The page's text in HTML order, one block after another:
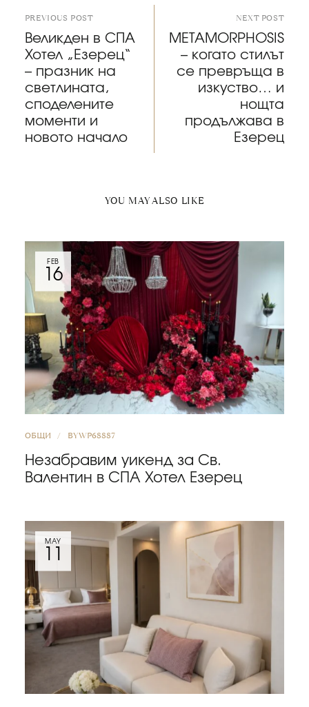
PREVIOUS POST
Великден в СПА
Хотел „Езерец“
– празник на
светлината,
споделените
моменти и
новото начало
NEXT POST
METAMORPHOSIS
– когато стилът
се превръща в
изкуство… и
нощта
продължава в
Езерец
YOU MAY ALSO LIKE
FEB
16
ОБЩИ BYWP68887
Незабравим уикенд за Св.
Валентин в СПА Хотел Езерец
MAY